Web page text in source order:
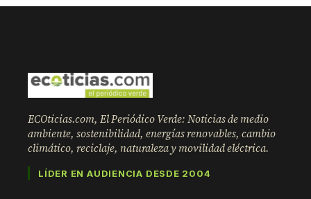
ECOticias.com, El Periódico Verde: Noticias de medio
ambiente, sostenibilidad, energías renovables, cambio
climático, reciclaje, naturaleza y movilidad eléctrica.
LÍDER EN AUDIENCIA DESDE 2004